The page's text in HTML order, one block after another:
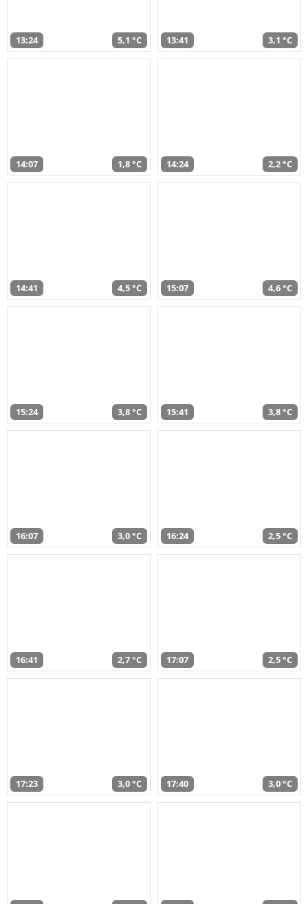
13:24 5,1 °C 13:41 3,1 °C
14:07 1,8 °C 14:24 2,2 °C
14:41 4,5 °C 15:07 4,6 °C
15:24 3,8 °C 15:41 3,8 °C
16:07 3,0 °C 16:24 2,5 °C
16:41 2,7 °C 17:07 2,5 °C
17:23 3,0 °C 17:40 3,0 °C